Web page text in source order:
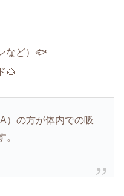
など）🐟
🌰
）の方が体内での吸
。